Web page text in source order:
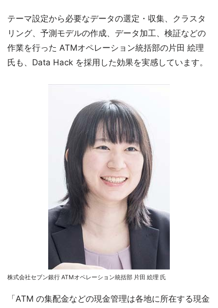
テーマ設定から必要なデータの選定・収集、クラスタ
リング、予測モデルの作成、データ加工、検証などの
作業を行った ATMオペレーション統括部の片田 絵理
氏も、Data Hack を採用した効果を実感しています。
株式会社セブン銀行 ATMオペレーション統括部 片田 絵理 氏
「ATM の集配金などの現金管理は各地に所在する現金